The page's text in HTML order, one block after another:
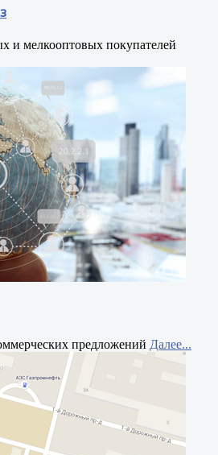
и мелкооптовых покупателей
предложений Далее...